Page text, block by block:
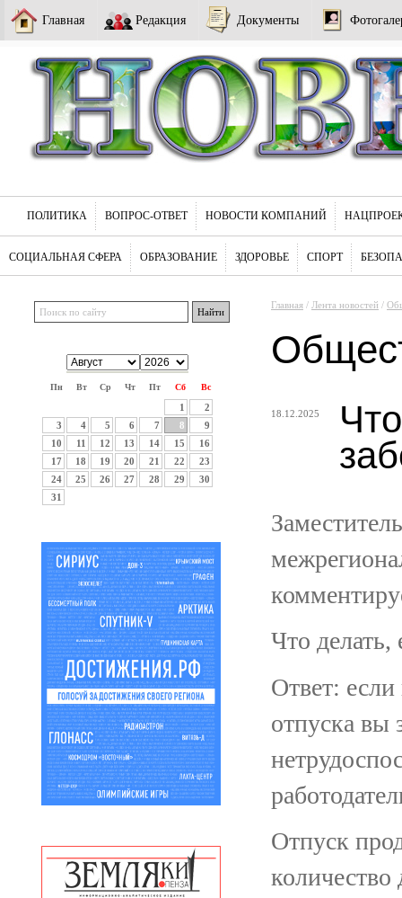
Главная Редакция Документы
ПОЛИТИКА ВОПРОС-ОТВЕТ НОВОСТИ КОМПАНИЙ
СОЦИАЛЬНАЯ СФЕРА ОБРАЗОВАНИЕ ЗДОРОВЬЕ СПОРТ
Пн Вт Ср Чт Пт Сб Вс
1
2
3
4 5 6 7 8
9
10
11 12 13 14 15
16
17
18 19 20 21 22
23
24
25 26 27 28 29
30
31
Главная / Лента новостей /
18.12.2025
Что делать,
Ответ: если
отпуска вы
Отпуск
количество